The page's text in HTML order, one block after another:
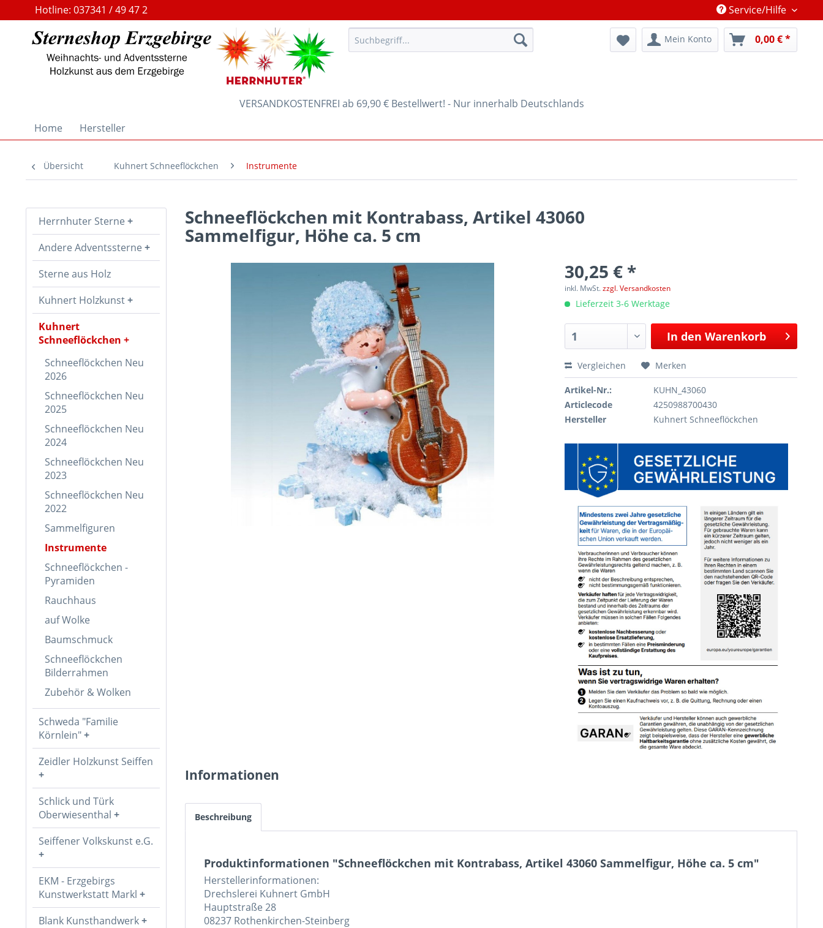
Hotline: 037341 / 49 47 2 Service/Hilfe
Mein Konto 0,00 € *
VERSANDKOSTENFREI ab 69,90 € Bestellwert! - Nur innerhalb Deutschlands
Home
Hersteller
Übersicht Kuhnert Schneeflöckchen Instrumente
Herrnhuter Sterne
Andere Adventssterne
Sterne aus Holz
Kuhnert Holzkunst
Kuhnert
Schneeflöckchen
Schneeflöckchen Neu
2026
Schneeflöckchen Neu
2025
Schneeflöckchen Neu
2024
Schneeflöckchen Neu
2023
Schneeflöckchen Neu
2022
Sammelfiguren
Instrumente
Schneeflöckchen -
Pyramiden
Rauchhaus
auf Wolke
Baumschmuck
Schneeflöckchen
Bilderrahmen
Zubehör & Wolken
Schweda "Familie
Körnlein"
Zeidler Holzkunst Seiffen
Schlick und Türk
Oberwiesenthal
Seiffener Volkskunst e.G.
EKM - Erzgebirgs
Kunstwerkstatt Markl
Blank Kunsthandwerk
Schneeflöckchen mit Kontrabass, Artikel 43060
Sammelfigur, Höhe ca. 5 cm
30,25 € *
inkl. MwSt.zzgl. Versandkosten
Lieferzeit 3-6 Werktage
In den Warenkorb
Vergleichen Merken
Artikel-Nr.:
KUHN_43060
Articlecode
4250988700430
Hersteller
Kuhnert Schneeflöckchen
Informationen
Beschreibung
Produktinformationen "Schneeflöckchen mit Kontrabass, Artikel 43060 Sammelfigur, Höhe ca. 5 cm"
Herstellerinformationen:
Drechslerei Kuhnert GmbH
Hauptstraße 28
08237 Rothenkirchen-Steinberg